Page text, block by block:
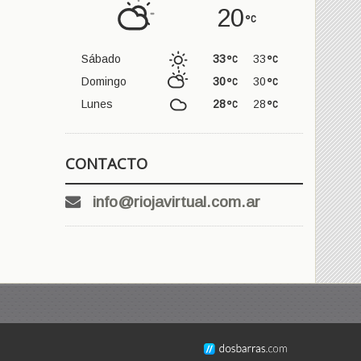
20
Sábado 33
33
Domingo
30
30
Lunes
28
28
CONTACTO
info@riojavirtual.com.ar